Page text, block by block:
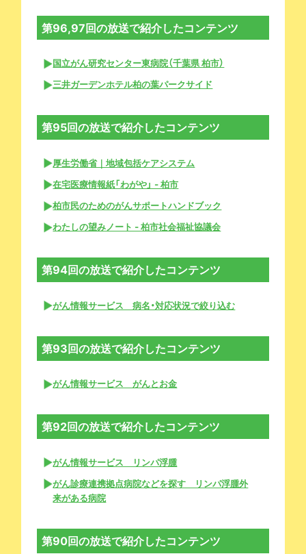
第96,97回の放送で紹介したコンテンツ
国立がん研究センター東病院（千葉県 柏市）
三井ガーデンホテル柏の葉パークサイド
第95回の放送で紹介したコンテンツ
厚生労働省｜地域包括ケアシステム
在宅医療情報紙「わがや」 - 柏市
柏市民のためのがんサポートハンドブック
わたしの望みノート - 柏市社会福祉協議会
第94回の放送で紹介したコンテンツ
がん情報サービス 病名・対応状況で絞り込む
第93回の放送で紹介したコンテンツ
がん情報サービス がんとお金
第92回の放送で紹介したコンテンツ
がん情報サービス リンパ浮腫
がん診療連携拠点病院などを探す リンパ浮腫外
来がある病院
第90回の放送で紹介したコンテンツ